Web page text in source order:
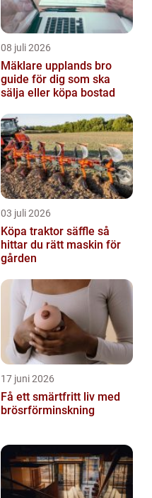
08 juli 2026
Mäklare upplands bro
guide för dig som ska
sälja eller köpa bostad
03 juli 2026
Köpa traktor säffle så
hittar du rätt maskin för
gården
17 juni 2026
Få ett smärtfritt liv med
brösrförminskning